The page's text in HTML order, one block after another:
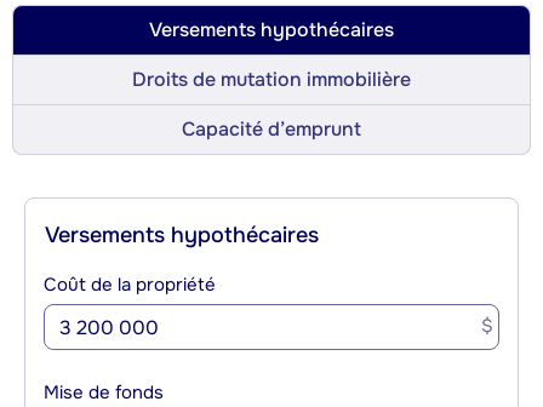
Versements hypothécaires
Droits de mutation immobilière
Capacité d’emprunt
Versements hypothécaires
Coût de la propriété
$
Mise de fonds